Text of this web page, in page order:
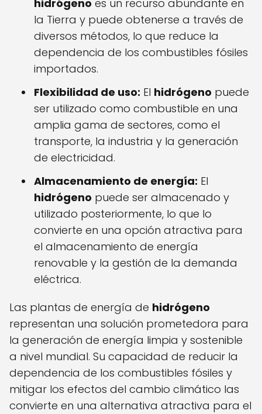
hidrógeno es un recurso abundante en
la Tierra y puede obtenerse a través de
diversos métodos, lo que reduce la
dependencia de los combustibles fósiles
importados.
Flexibilidad de uso: El hidrógeno puede
ser utilizado como combustible en una
amplia gama de sectores, como el
transporte, la industria y la generación
de electricidad.
Almacenamiento de energía: El
hidrógeno puede ser almacenado y
utilizado posteriormente, lo que lo
convierte en una opción atractiva para
el almacenamiento de energía
renovable y la gestión de la demanda
eléctrica.
Las plantas de energía de hidrógeno
representan una solución prometedora para
la generación de energía limpia y sostenible
a nivel mundial. Su capacidad de reducir la
dependencia de los combustibles fósiles y
mitigar los efectos del cambio climático las
convierte en una alternativa atractiva para el